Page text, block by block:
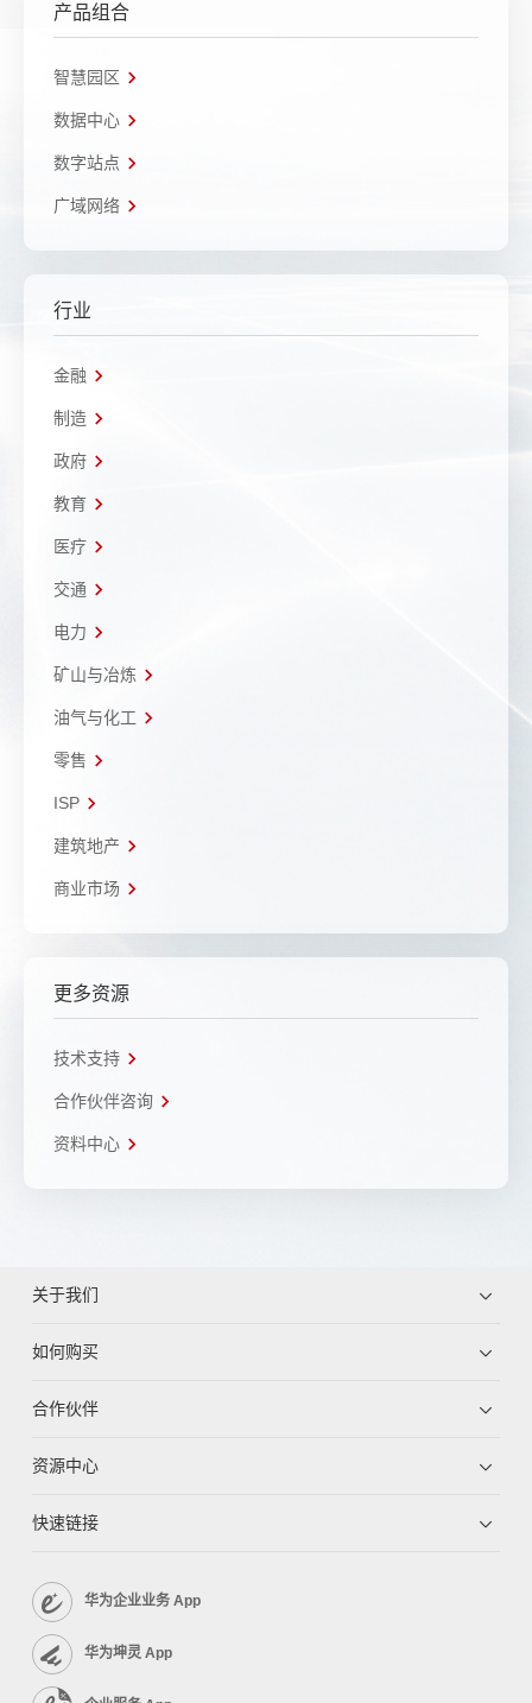
产品组合
智慧园区
数据中心
数字站点
广域网络
行业
金融
制造
政府
教育
医疗
交通
电力
矿山与冶炼
油气与化工
零售
ISP
建筑地产
商业市场
更多资源
技术支持
合作伙伴咨询
资料中心
关于我们
如何购买
合作伙伴
资源中心
快速链接
华为企业业务 App
华为坤灵 App